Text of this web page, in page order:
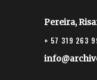
Pereira,
+ 57 319 263